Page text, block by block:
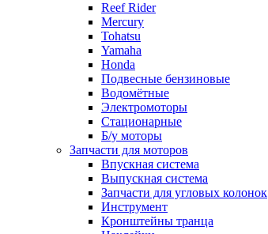
Reef Rider
Mercury
Tohatsu
Yamaha
Honda
Подвесные бензиновые
Водомётные
Электромоторы
Стационарные
Б/у моторы
Запчасти для моторов
Впускная система
Выпускная система
Запчасти для угловых колонок
Инструмент
Кронштейны транца